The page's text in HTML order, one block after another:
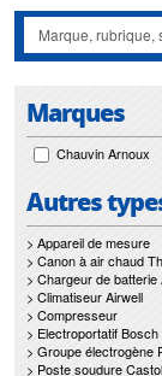
Nos interventions sur
contraintes sont un
de vos installations de
Marques
Chauvin Arnoux
Autres
> Appareil de mesure
> Canon à air chaud
> Chargeur de batterie
> Climatiseur Airwell
> Compresseur
> Electroportatif Bosch
> Groupe électrogène
> Poste soudure